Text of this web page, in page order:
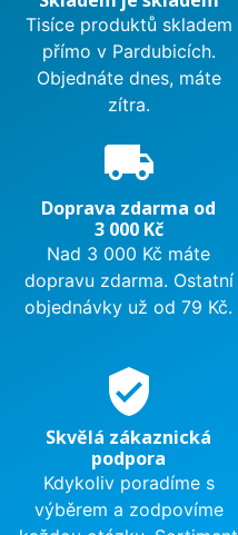
Tisíce produktů skladem
přímo v Pardubicích.
Objednáte dnes, máte
zítra.
local_shipping
Doprava zdarma od
3 000 Kč
Nad 3 000 Kč máte
dopravu zdarma. Ostatní
objednávky už od 79 Kč.
verified_user
Skvělá zákaznická
podpora
Kdykoliv poradíme s
výběrem a zodpovíme